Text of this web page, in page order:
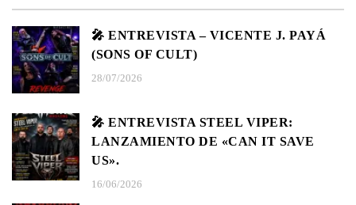
🎤 ENTREVISTA – VICENTE J. PAYÁ
(SONS OF CULT)
28/07/2026
🎤 ENTREVISTA STEEL VIPER:
LANZAMIENTO DE «CAN IT SAVE
US».
16/06/2026